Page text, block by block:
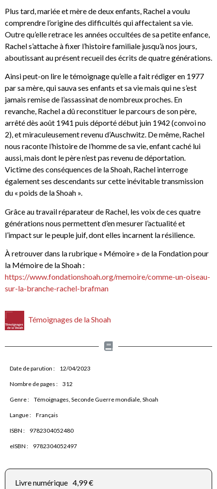
Plus tard, mariée et mère de deux enfants, Rachel a voulu
comprendre l’origine des difficultés qui affectaient sa vie.
Outre qu’elle retrace les années occultées de sa petite enfance,
Rachel s’attache à fixer l’histoire familiale jusqu’à nos jours,
aboutissant au présent recueil des écrits de quatre générations.
Ainsi peut-on lire le témoignage qu’elle a fait rédiger en 1977
par sa mère, qui sauva ses enfants et sa vie mais qui ne s’est
jamais remise de l’assassinat de nombreux proches. En
revanche, Rachel a dû reconstituer le parcours de son père,
arrêté dès août 1941 puis déporté début juin 1942 (convoi no
2), et miraculeusement revenu d’Auschwitz. De même, Rachel
nous raconte l’histoire de l’homme de sa vie, enfant caché lui
aussi, mais dont le père n’est pas revenu de déportation.
Victime des conséquences de la Shoah, Rachel interroge
également ses descendants sur cette inévitable transmission
du « poids de la Shoah ».
Grâce au travail réparateur de Rachel, les voix de ces quatre
générations nous permettent d’en mesurer l’actualité et
l’impact sur le peuple juif, dont elles incarnent la résilience.
À retrouver dans la rubrique « Mémoire » de la Fondation pour
la Mémoire de la Shoah :
https://www.fondationshoah.org/memoire/comme-un-oiseau-
sur-la-branche-rachel-brafman
Témoignages de la Shoah
Date de parution : 12/04/2023
Nombre de pages : 312
Genre : Témoignages, Seconde Guerre mondiale, Shoah
Langue : Français
ISBN : 9782304052480
eISBN : 9782304052497
Livre numérique 4,99 €